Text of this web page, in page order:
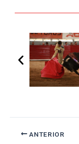
ANTERIOR